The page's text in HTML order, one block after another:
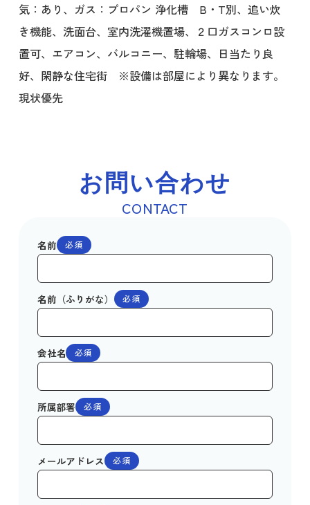
気：あり、ガス：プロパン 浄化槽 B・T別、追い炊
き機能、洗面台、室内洗濯機置場、２口ガスコンロ設
置可、エアコン、バルコニー、駐輪場、日当たり良
好、閑静な住宅街 ※設備は部屋により異なります。
現状優先
お問い合わせ
CONTACT
名前 必須
名前（ふりがな） 必須
会社名 必須
所属部署 必須
メールアドレス 必須